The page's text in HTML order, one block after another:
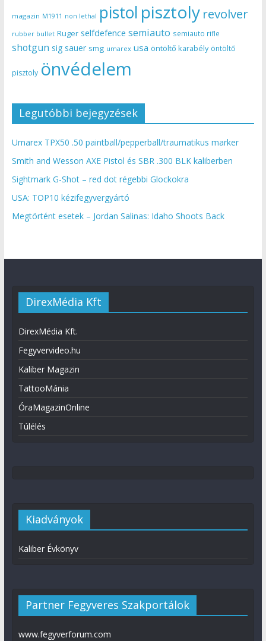
magazin M1911 non lethal pistol pisztoly revolver
rubber bullet Ruger selfdefence semiauto semiauto rifle
shotgun sig sauer smg umarex usa öntöltő karabély öntöltő
pisztoly önvédelem
Legutóbbi bejegyzések
Umarex TPX50 .50 paintball/pepperball/traumatikus marker
Smith and Wesson AXE Pistol és SBR .300 BLK kaliberben
Sightmark G-Shot – red dot régebbi Glockokra
USA: TOP10 kézifegyvergyártó
Megtörtént esetek – Jordan Salinas: Idaho Shoots Back
DirexMédia Kft
DirexMédia Kft.
Fegyvervideo.hu
Kaliber Magazin
TattooMánia
ÓraMagazinOnline
Túlélés
Kiadványok
Kaliber Évkönyv
Partner Fegyveres Szakportálok
www.fegyverforum.com